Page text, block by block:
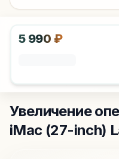
5 990 ₽
Увеличение
iMac (27-inch)